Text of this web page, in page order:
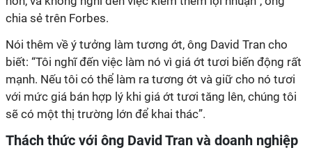
chia sẻ trên Forbes.
Nói thêm về ý tưởng làm tương ớt, ông David Tran cho
biết: “Tôi nghĩ đến việc làm nó vì giá ớt tươi biến động rất
mạnh. Nếu tôi có thể làm ra tương ớt và giữ cho nó tươi
với mức giá bán hợp lý khi giá ớt tươi tăng lên, chúng tôi
sẽ có một thị trường lớn để khai thác”.
Thách thức với ông David Tran và doanh nghiệp